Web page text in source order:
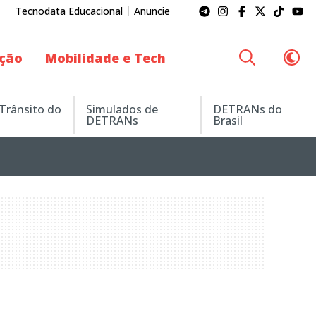
Tecnodata Educacional Anuncie
Mobilidade e Tech
do Simulados de
DETRANs
DETRANs do
Brasil